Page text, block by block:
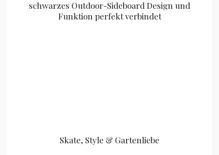
schwarzes Outdoor-Sideboard Design und
Funktion perfekt verbindet
Skate, Style & Gartenliebe